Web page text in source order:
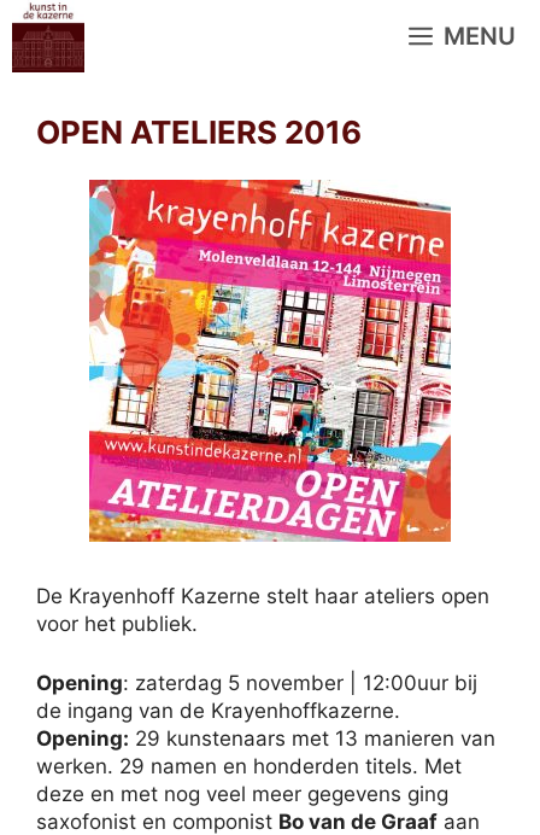
Ga
naar
de
MENU
OPEN ATELIERS 2016
De Krayenhoff Kazerne stelt haar ateliers open
voor het publiek.
Opening: zaterdag 5 november | 12:00uur bij
de ingang van de Krayenhoffkazerne.
Opening: 29 kunstenaars met 13 manieren van
werken. 29 namen en honderden titels. Met
deze en met nog veel meer gegevens ging
saxofonist en componist Bo van de Graaf aan